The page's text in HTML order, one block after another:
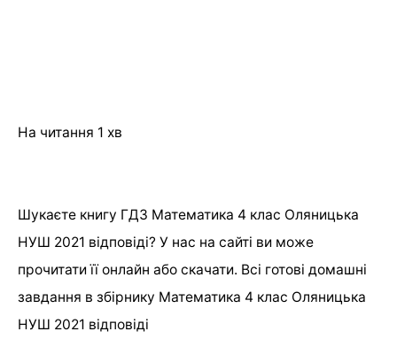
На читання 1 хв
Шукаєте книгу ГДЗ Математика 4 клас Оляницька
НУШ 2021 відповіді? У нас на сайті ви може
прочитати її онлайн або скачати. Всі готові домашні
завдання в збірнику Математика 4 клас Оляницька
НУШ 2021 відповіді